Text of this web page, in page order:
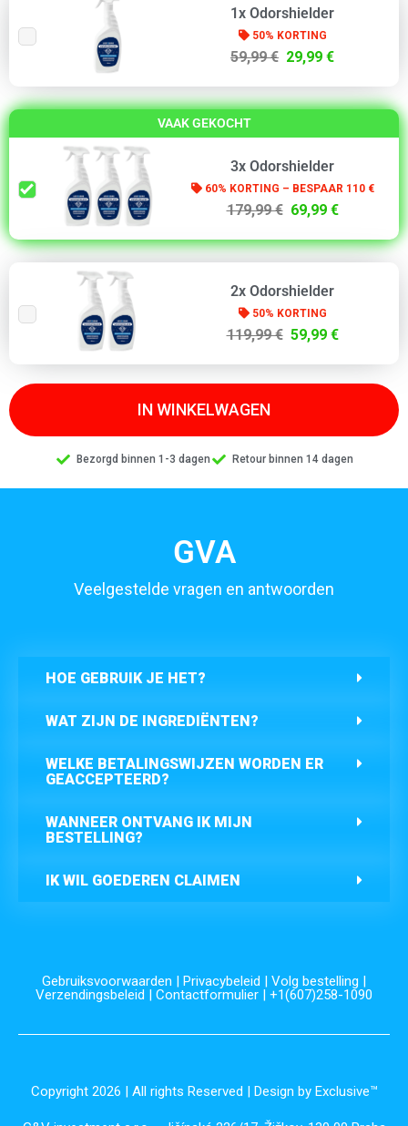
1x Odorshielder
50% KORTING
59,99 € 29,99 €
VAAK GEKOCHT
3x Odorshielder
60% KORTING – BESPAAR 110 €
179,99 € 69,99 €
2x Odorshielder
50% KORTING
119,99 € 59,99 €
IN WINKELWAGEN
Bezorgd binnen 1-3 dagen Retour binnen 14 dagen
GVA
Veelgestelde vragen en antwoorden
HOE GEBRUIK JE HET?
WAT ZIJN DE INGREDIËNTEN?
WELKE BETALINGSWIJZEN WORDEN ER
GEACCEPTEERD?
WANNEER ONTVANG IK MIJN
BESTELLING?
IK WIL GOEDEREN CLAIMEN
Gebruiksvoorwaarden | Privacybeleid | Volg bestelling |
Verzendingsbeleid | Contactformulier | +1(607)258-1090
Copyright 2026 | All rights Reserved | Design by Exclusive™️